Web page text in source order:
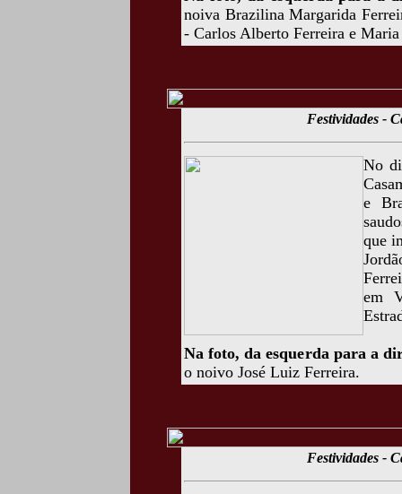
noiva Brazilina Margarida
- Carlos Alberto Ferreira e
Festividades -
No
e
que
em
Na foto, da esquerda para a
o noivo José Luiz Ferreira.
Festividades -